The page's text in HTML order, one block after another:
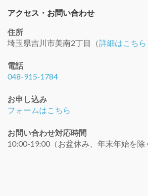
アクセス・お問い合わせ
住所
埼玉県吉川市美南2丁目（詳細はこちら
電話
048-915-1784
お申し込み
フォームはこちら
お問い合わせ対応時間
10:00-19:00（お盆休み、年末年始を除